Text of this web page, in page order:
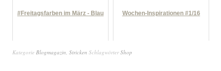
#Freitagsfarben im März - Blau Wochen-Inspirationen #1/16
Kategorie Blogmagazin, Stricken SchlagwörterShop